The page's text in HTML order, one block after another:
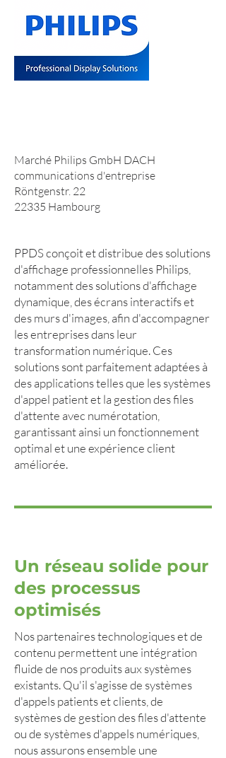
Marché Philips GmbH DACH
communications d'entreprise
Röntgenstr. 22
22335 Hambourg
PPDS conçoit et distribue des solutions
d'affichage professionnelles Philips,
notamment des solutions d'affichage
dynamique, des écrans interactifs et
des murs d'images, afin d'accompagner
les entreprises dans leur
transformation numérique. Ces
solutions sont parfaitement adaptées à
des applications telles que les systèmes
d'appel patient et la gestion des files
d'attente avec numérotation,
garantissant ainsi un fonctionnement
optimal et une expérience client
améliorée.
Un réseau solide pour
des processus
optimisés
Nos partenaires technologiques et de
contenu permettent une intégration
fluide de nos produits aux systèmes
existants. Qu'il s'agisse de systèmes
d'appels patients et clients, de
systèmes de gestion des files d'attente
ou de systèmes d'appels numériques,
nous assurons ensemble une